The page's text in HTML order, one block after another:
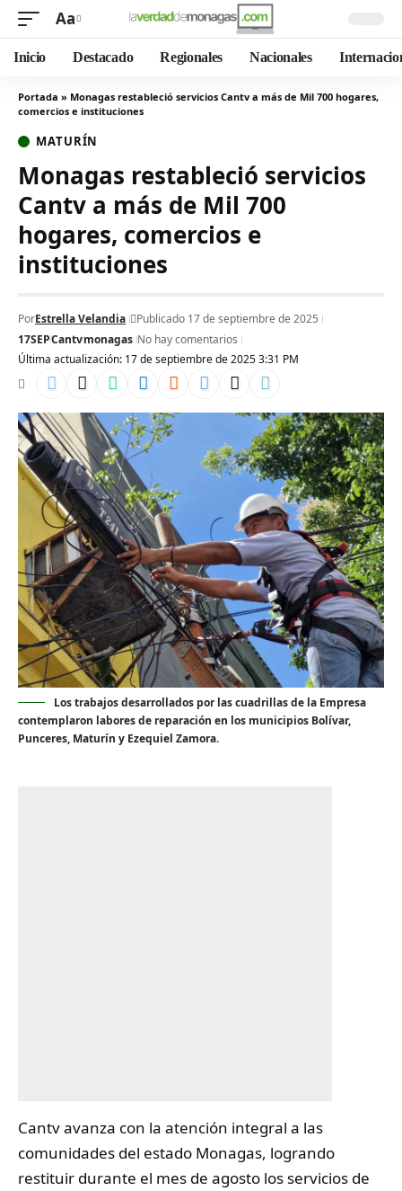
Aa
Inicio Destacado Regionales Nacionales
Portada » Monagas restableció servicios Cantv a más de Mil 700 hogares,
comercios e instituciones
MATURÍN
Monagas restableció servicios
Cantv a más de Mil 700
hogares, comercios e
instituciones
Última actualización: 17 de septiembre de 2025 3:31 PM
PorEstrella Velandia
Publicado 17 de septiembre de 2025
17SEPCantvmonagas No hay comentarios
Los trabajos desarrollados por las cuadrillas de la Empresa
contemplaron labores de reparación en los municipios Bolívar,
Punceres, Maturín y Ezequiel Zamora.
Cantvavanza con la atención integral a las
comunidades del estado Monagas, logrando
restituir durante el mes de agosto los servicios de